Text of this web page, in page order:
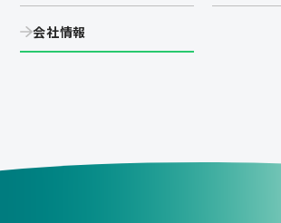
会社情報